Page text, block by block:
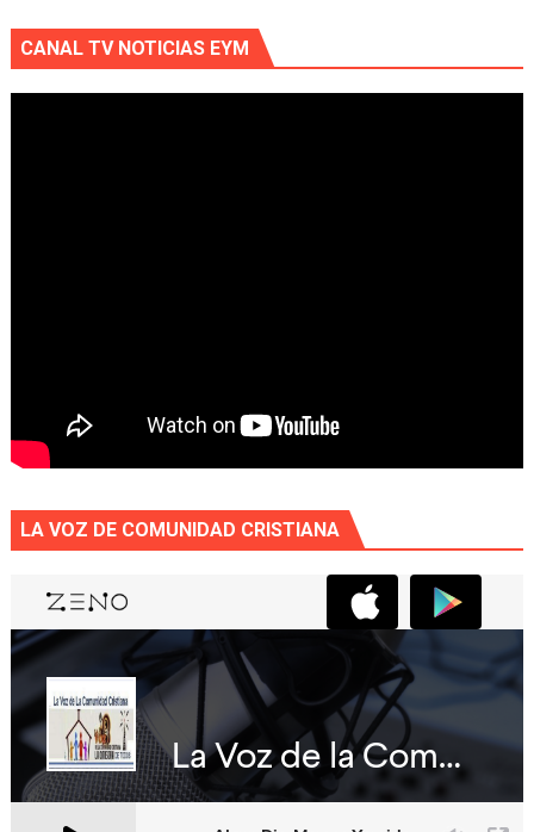
CANAL TV NOTICIAS EYM
LA VOZ DE COMUNIDAD CRISTIANA